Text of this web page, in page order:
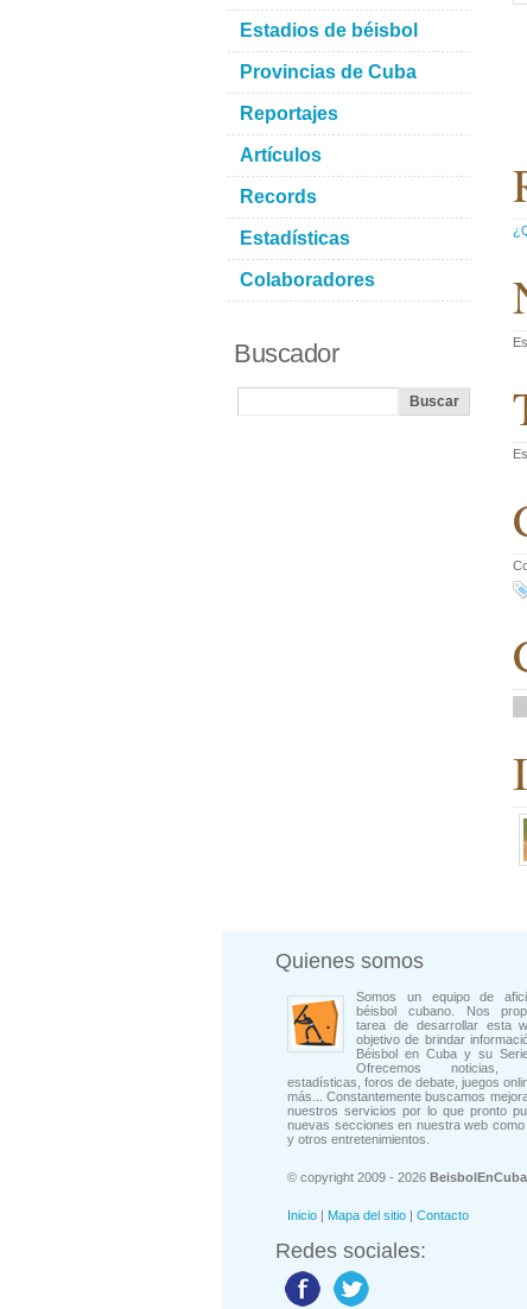
Estadios de béisbol
Provincias de Cuba
Reportajes
Artículos
Records
Estadísticas
Colaboradores
Buscador
Quienes somos
Somos un equipo de
béisbol cubano. Nos
tarea de desarrollar esta
objetivo de brindar
Béisbol en Cuba y su
Ofrecemos noticias,
estadísticas, foros de debate, juegos
más... Constantemente buscamos
nuestros servicios por lo que pronto
nuevas secciones en nuestra web
y otros entretenimientos.
© copyright 2009 - 2026
Inicio | Mapa del sitio | Contacto
Redes sociales: